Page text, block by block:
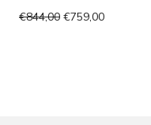
€844,00 €759,00